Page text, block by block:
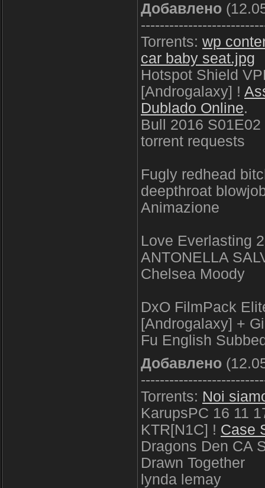
Добавлено
Torrents: wp
car baby seat.jpg
Hotspot Shield
[Androgalaxy] !
Dublado Online.
Bull 2016
torrent requests
Fugly redhead
deepthroat
Animazione
Love Everlasting
ANTONELLA
Chelsea Moody
DxO FilmPack
[Androgalaxy] +
Fu English
Добавлено
Torrents: Noi
KarupsPC 16 11
KTR[N1C] ! Case
Dragons Den CA
Drawn Together
lynda lemay